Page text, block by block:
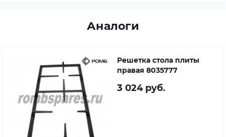
Аналоги
Решетка стола плиты
правая 8035777
3 024 руб.